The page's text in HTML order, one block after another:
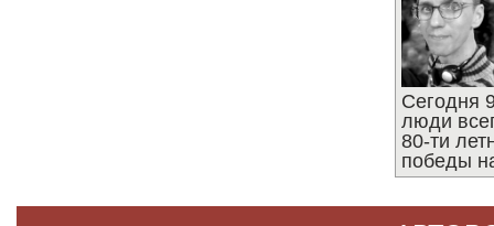
Сегодня
люди
80-ти
победы